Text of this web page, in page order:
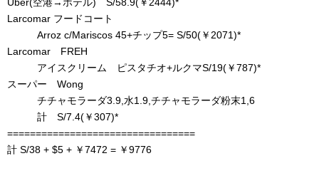
Larcomar フードコート
Arroz c/Mariscos 45+チップ5= S/50(￥2071)*
Larcomar FREH
アイスクリーム ピスタチオ+ルクマS/19(￥787)*
スーパー Wong
チチャモラーダ3.9,水1.9,チチャモラーダ粉末1,6
計 S/7.4(￥307)*
=================================
計 S/38 + $5 + ￥7472 = ￥9776